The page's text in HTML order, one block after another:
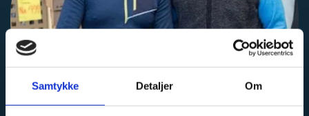
Samtykke Detaljer Om